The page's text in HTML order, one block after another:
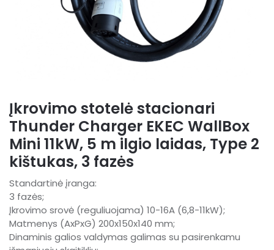
Įkrovimo stotelė stacionari
Thunder Charger EKEC WallBox
Mini 11kW, 5 m ilgio laidas, Type 2
kištukas, 3 fazės
Standartinė įranga:
3 fazės;
Įkrovimo srovė (reguliuojama) 10-16A (6,8-11kW);
Matmenys (AxPxG) 200x150x140 mm;
Dinaminis galios valdymas galimas su pasirenkamu